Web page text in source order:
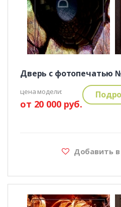
Дверь с фотопечатью
цена модели:
от 20 000 руб.
Добавить